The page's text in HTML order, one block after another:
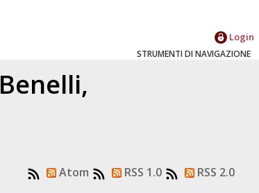
Login
STRUMENTI DI NAVIGAZIONE
Benelli,
Atom RSS 1.0 RSS 2.0